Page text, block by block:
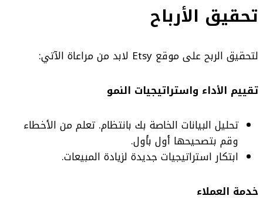
تحقيق الأرباح
لتحقيق الربح على موقع Etsy لابد من مراعاة الآتي:
تقييم الأداء واستراتيجيات النمو
تحليل البيانات الخاصة بك بانتظام. تعلم من الأخطاء
وقم بتصحيحها أول بأول.
ابتكار استراتيجيات جديدة لزيادة المبيعات.
خدمة العملاء